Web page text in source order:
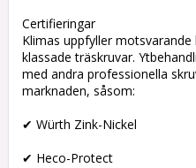
Certifieringar
Klimas uppfyller
klassade träskruvar.
med andra professionella
marknaden, såsom:
✔ Würth Zink-Nickel
✔ Heco-Protect